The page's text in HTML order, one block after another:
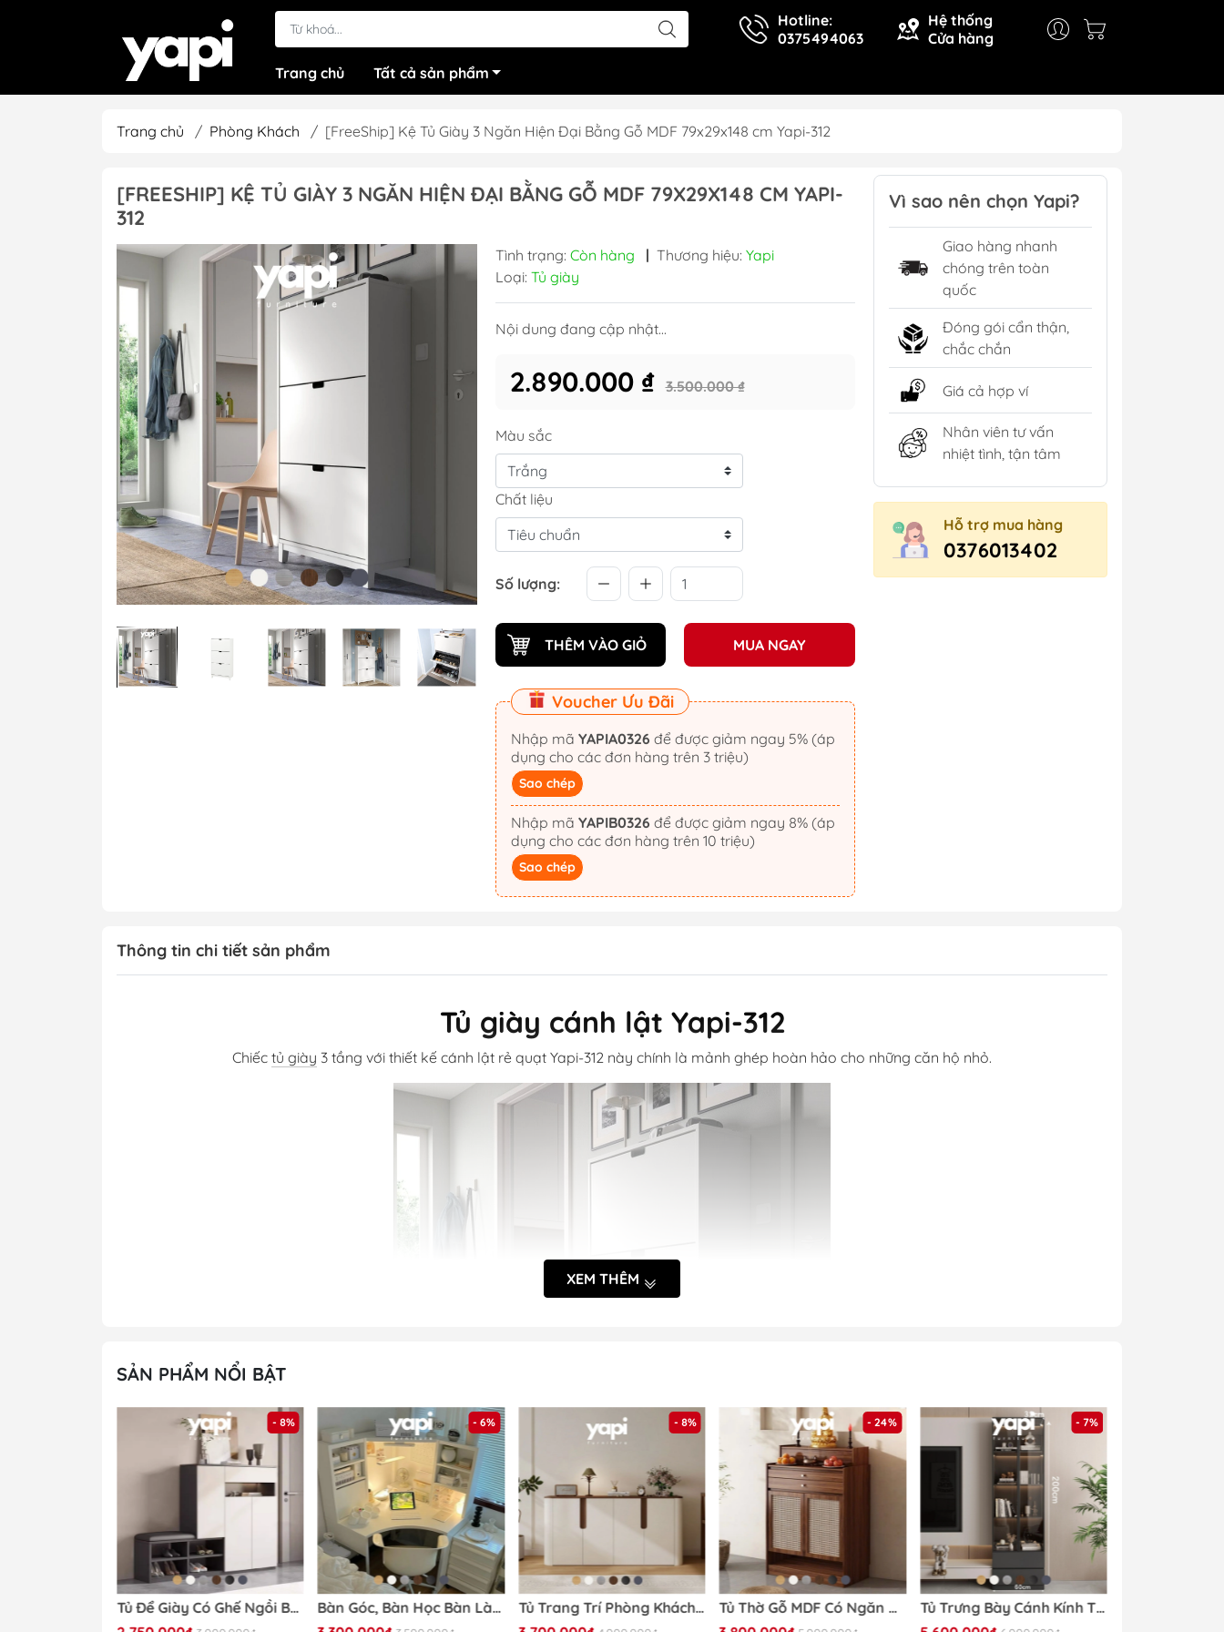
Hotline:
0375494063
Hệ thống
Cửa hàng
Trang chủ
Tất cả sản phẩm
Trang chủ / Phòng Khách / [FreeShip] Kệ Tủ Giày 3 Ngăn Hiện Đại Bằng Gỗ MDF 79x29x148 cm Yapi-312
[FREESHIP] KỆ TỦ GIÀY 3 NGĂN HIỆN ĐẠI BẰNG GỖ MDF 79X29X148 CM YAPI-
312
Tình trạng: Còn hàng | Thương hiệu: Yapi
Loại: Tủ giày
Nội dung đang cập nhật...
2.890.000 ₫ 3.500.000 ₫
Màu sắc
Chất liệu
Số lượng:
THÊM VÀO GIỎ MUA NGAY
Voucher Ưu Đãi
Nhập mã YAPIA0326
dụng cho các đơn hàng trên 3 triệu)
Sao chép
Nhập mã YAPIB0326
dụng cho các đơn hàng trên 10 triệu)
Sao chép
Vì sao nên chọn Yapi?
Giao hàng nhanh
chóng trên toàn
quốc
Đóng gói cẩn thận,
chắc chắn
Giá cả hợp ví
Nhân viên tư vấn
nhiệt tình, tận tâm
Hỗ trợ mua hàng
0376013402
Thông tin chi tiết sản phẩm
Tủ giày cánh lật Yapi-312
Chiếc tủ giày 3 tầng với thiết kế cánh lật rẻ quạt Yapi-312 này chính là mảnh ghép hoàn hảo cho những căn hộ nhỏ.
Khách hàng tham khảo kĩ thông tin về sản phẩm trước khi đặt và nhận hàng của
Mã sản phẩm:
XEM THÊM
SẢN PHẨM NỔI BẬT
- 8%
Tủ Để Giày Có Ghế Ngồi Bọc Nệm 140x35x100cm Yapi-322
- 6%
Bàn Góc, Bàn Học Bàn Làm Việc Đa Năng 100x100x142cm Có Kệ Để Đồ Siêu Tiện Dụng Yapi-418
- 8%
Tủ Trang Trí Phòng Khách Góc Bo Tròn Phong Cách Hiện Đại Tối Giản 198x40x90cm Yapi-121
- 24%
Tủ Thờ Gỗ MDF Có Ngăn Kéo Và Cửa Tấm Mây Nhỏ Gọn Hiện Đại 84x48x127cm Yapi-1207
- 7%
Tủ Trưng Bày Cánh Kính Tích Hợp Đèn LED 60x32x200cm Yapi TK003 Trang Trí Phòng Khách